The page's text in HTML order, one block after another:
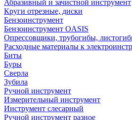
Абразивный и зачистной инструмент
Круги отрезные, диски
Бензоинструмент
Бензоинструмент OASIS
Опрессовщики, трубогибы,
Расходные материалы к
Биты
Буры
Сверла
Зубила
Ручной инструмент
Измерительный инструмент
Инструмент слесарный
Ручной инструмент разное